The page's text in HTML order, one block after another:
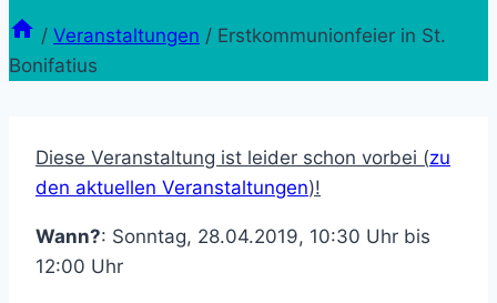
/ Veranstaltungen / Erstkommunionfeier in St.
Bonifatius
Diese Veranstaltung ist leider schon vorbei (zu
den aktuellen Veranstaltungen)!
Wann?: Sonntag, 28.04.2019, 10:30 Uhr bis
12:00 Uhr